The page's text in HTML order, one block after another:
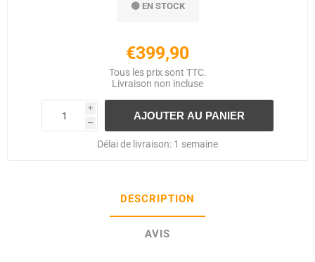
🟢 EN STOCK
€399,90
Tous les prix sont TTC.
Livraison non incluse
i
h
Délai de livraison: 1 semaine
DESCRIPTION
AVIS